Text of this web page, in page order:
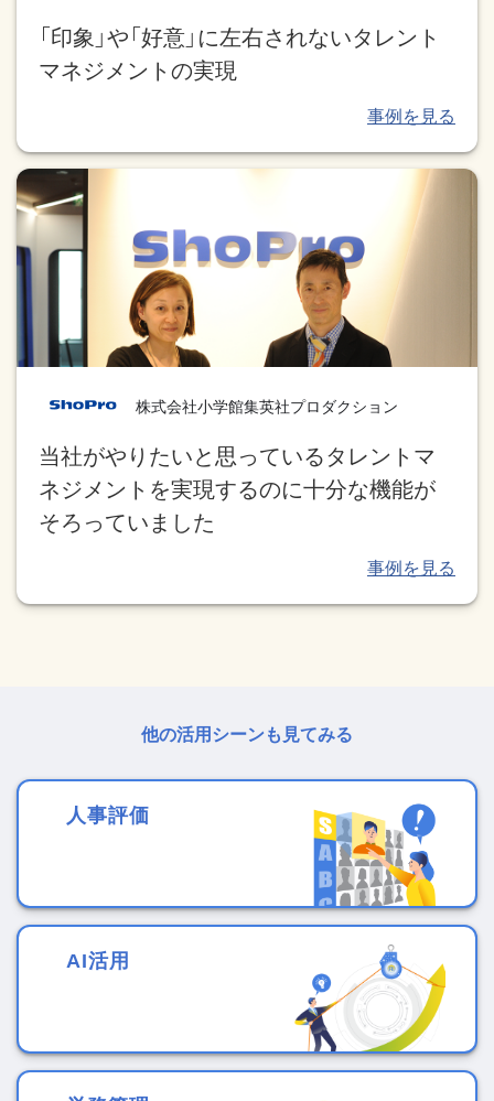
「印象」や「好意」に左右されないタレント
マネジメントの実現
株式会社小学館集英社プロダクション
当社がやりたいと思っているタレントマ
ネジメントを実現するのに十分な機能が
そろっていました
他の活用シーンも見てみる
人事評価
AI活用